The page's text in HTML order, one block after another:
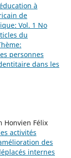
à
de
Vol. 1 No
du
personnes
dans les
Honvien Félix
activités
des
internes